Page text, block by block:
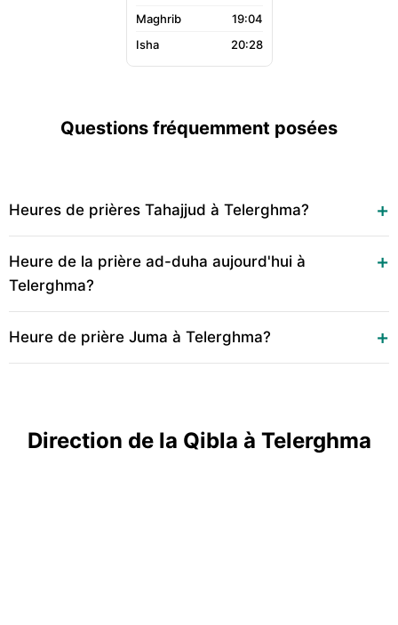
19:04
20:28
Questions fréquemment posées
Heures de prières Tahajjud à Telerghma?
Heure de la prière ad-duha aujourd'hui à
Telerghma?
Heure de prière Juma à Telerghma?
Direction de la Qibla à Telerghma